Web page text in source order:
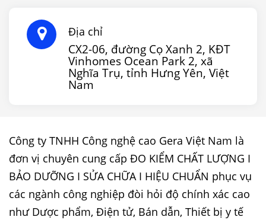
Địa chỉ
CX2-06, đường Cọ Xanh 2, KĐT
Vinhomes Ocean Park 2, xã
Nghĩa Trụ, tỉnh Hưng Yên, Việt
Nam
Công ty TNHH Công nghệ cao Gera Việt Nam là
đơn vị chuyên cung cấp ĐO KIỂM CHẤT LƯỢNG I
BẢO DƯỠNG I SỬA CHỮA I HIỆU CHUẨN phục vụ
các ngành công nghiệp đòi hỏi độ chính xác cao
như Dược phẩm, Điện tử, Bán dẫn, Thiết bị y tế